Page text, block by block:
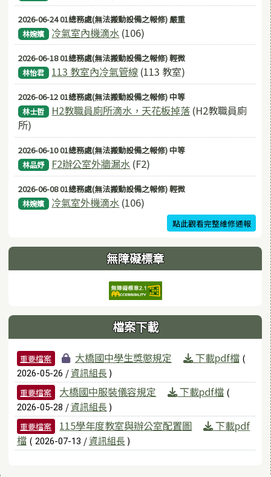
2026-06-24 01總務處(無法搬動設備之報修) 嚴重
林婉嬪 冷氣室內機滴水 (106)
2026-06-18 01總務處(無法搬動設備之報修) 輕微
林怡君 113 教室內冷氣管線 (113 教室)
2026-06-12 01總務處(無法搬動設備之報修) 中等
林士哲 H2教職員廁所滴水，天花板掉落 (H2教職員廁
所)
2026-06-10 01總務處(無法搬動設備之報修) 中等
林品妤 F2辦公室外牆漏水 (F2)
2026-06-08 01總務處(無法搬動設備之報修) 輕微
林婉嬪 冷氣室外機滴水 (106)
點此觀看完整維修通報
無障礙標章
檔案下載
檔案列表
重要檔案 大橋國中學生獎懲規定 下載pdf檔 (
2026-05-26 /資訊組長 )
重要檔案 大橋國中服裝儀容規定 下載pdf檔 (
2026-05-28 /資訊組長 )
重要檔案 115學年度教室與辦公室配置圖
下載pdf
檔 ( 2026-07-13 /資訊組長 )